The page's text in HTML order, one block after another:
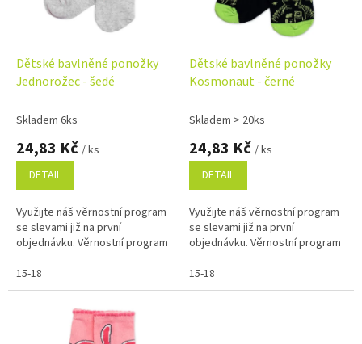
Dětské bavlněné ponožky
Jednorožec - šedé
Skladem 6ks
24,83 Kč / ks
DETAIL
Využijte náš věrnostní program
se slevami již na první
objednávku. Věrnostní program
15-18
Dětské bavlněné ponožky
Kosmonaut - černé
Skladem > 20ks
24,83 Kč / ks
DETAIL
Využijte náš věrnostní program
se slevami již na první
objednávku. Věrnostní program
15-18